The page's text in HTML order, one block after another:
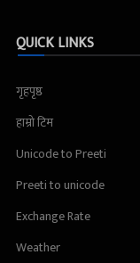
QUICK LINKS
गृहपृष्ठ
हाम्रो टिम
Unicode to Preeti
Preeti to unicode
Exchange Rate
Weather